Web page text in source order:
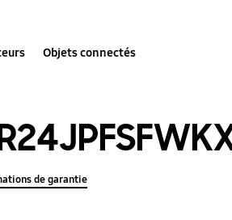
Objets connectés
de garantie